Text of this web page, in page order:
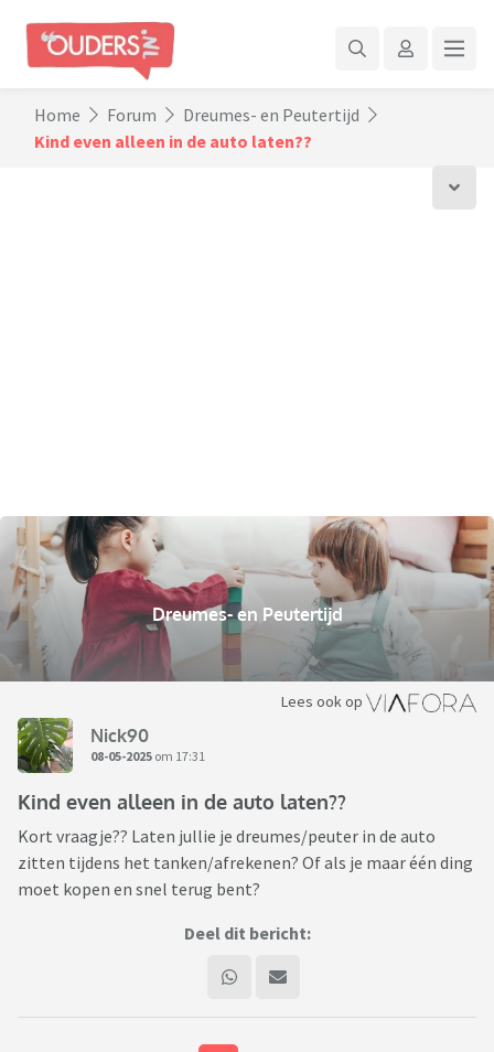
Home Forum
Dreumes- en Peutertijd
Kind even alleen in de auto laten??
Dreumes- en Peutertijd
Lees ook op
Nick90
08-05-2025 om 17:31
Kind even alleen in de auto laten??
Kort vraagje?? Laten jullie je dreumes/peuter in de auto
zitten tijdens het tanken/afrekenen? Of als je maar één ding
moet kopen en snel terug bent?
Deel dit bericht: